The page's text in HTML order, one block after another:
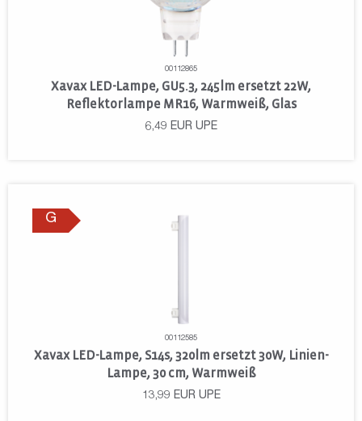
00112865
Xavax LED-Lampe, GU5.3, 245lm ersetzt 22W,
Reflektorlampe MR16, Warmweiß, Glas
6,49 EUR UPE
G
00112585
Xavax LED-Lampe, S14s, 320lm ersetzt 30W, Linien-
Lampe, 30 cm, Warmweiß
13,99 EUR UPE